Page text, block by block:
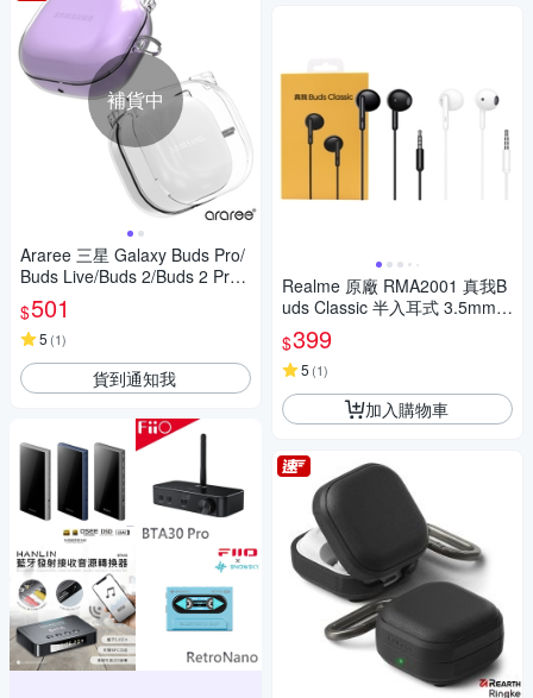
補貨中
Araree 三星 Galaxy Buds Pro/
Buds Live/Buds 2/Buds 2 Pro
藍牙耳機透明保護殼
$501
5 (1)
貨到通知我
Realme 原廠 RMA2001 真我B
uds Classic 半入耳式 3.5mm線
控耳機 (盒裝)
$399
5 (1)
加入購物車